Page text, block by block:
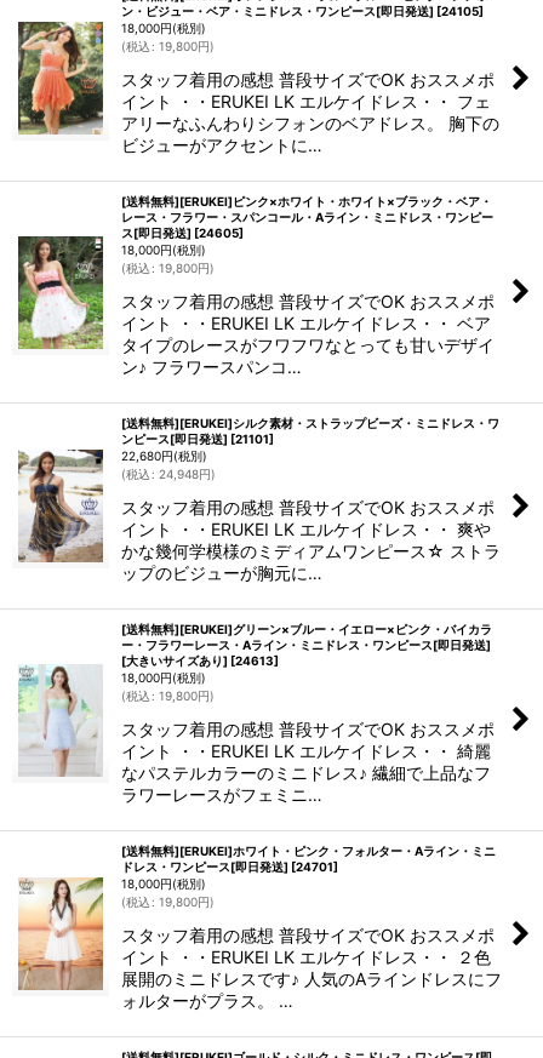
ン・ビジュー・ベア・ミニドレス・ワンピース[即日発送] [24105]
18,000円(税別)
(税込 : 19,800円)
スタッフ着用の感想 普段サイズでOK おススメポ
イント ・・ERUKEI LK エルケイドレス・・ フェ
アリーなふんわりシフォンのベアドレス。 胸下の
ビジューがアクセントに…
[送料無料][ERUKEI]ピンク×ホワイト・ホワイト×ブラック・ベア・
レース・フラワー・スパンコール・Aライン・ミニドレス・ワンピー
ス[即日発送] [24605]
18,000円(税別)
(税込 : 19,800円)
スタッフ着用の感想 普段サイズでOK おススメポ
イント ・・ERUKEI LK エルケイドレス・・ ベア
タイプのレースがフワフワなとっても甘いデザイ
ン♪ フラワースパンコ…
[送料無料][ERUKEI]シルク素材・ストラップビーズ・ミニドレス・ワ
ンピース[即日発送] [21101]
22,680円(税別)
(税込 : 24,948円)
スタッフ着用の感想 普段サイズでOK おススメポ
イント ・・ERUKEI LK エルケイドレス・・ 爽や
かな幾何学模様のミディアムワンピース☆ ストラ
ップのビジューが胸元に…
[送料無料][ERUKEI]グリーン×ブルー・イエロー×ピンク・バイカラ
ー・フラワーレース・Aライン・ミニドレス・ワンピース[即日発送]
[大きいサイズあり] [24613]
18,000円(税別)
(税込 : 19,800円)
スタッフ着用の感想 普段サイズでOK おススメポ
イント ・・ERUKEI LK エルケイドレス・・ 綺麗
なパステルカラーのミニドレス♪ 繊細で上品なフ
ラワーレースがフェミニ…
[送料無料][ERUKEI]ホワイト・ピンク・フォルター・Aライン・ミニ
ドレス・ワンピース[即日発送] [24701]
18,000円(税別)
(税込 : 19,800円)
スタッフ着用の感想 普段サイズでOK おススメポ
イント ・・ERUKEI LK エルケイドレス・・ ２色
展開のミニドレスです♪ 人気のAラインドレスにフ
ォルターがプラス。 …